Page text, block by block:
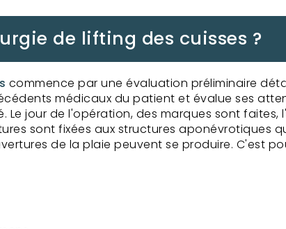
de lifting des cuisses ?
commence par une évaluation préliminaire
médicaux du patient et évalue ses
jour de l'opération, des marques sont
sont fixées aux structures aponévrotiques
de la plaie peuvent se produire. C'est